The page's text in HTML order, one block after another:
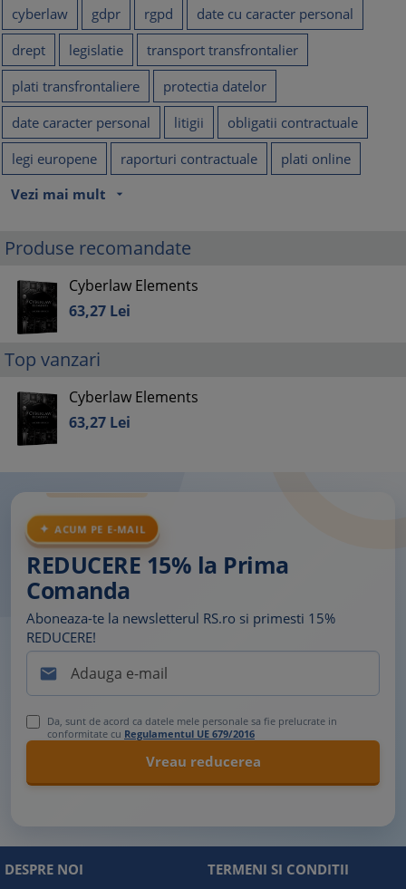
cyberlaw gdpr rgpd
date cu caracter personal
drept
legislatie
transport transfrontalier
plati transfrontaliere
protectia datelor
date caracter personal
litigii
obligatii contractuale
legi europene
raporturi contractuale
plati online
Vezi mai mult
arrow_drop_down
Produse recomandate
Cyberlaw Elements
63,27 Lei
Top vanzari
Cyberlaw Elements
63,27 Lei
ACUM PE E-MAIL
REDUCERE 15% la Prima
Comanda
Aboneaza-te la newsletterul RS.ro si primesti 15%
REDUCERE!

Da, sunt de acord ca datele mele personale sa fie prelucrate in
conformitate cu Regulamentul UE 679/2016
DESPRE NOI TERMENI SI CONDITII